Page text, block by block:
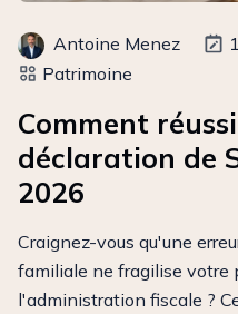
Antoine Menez
Patrimoine
Comment
déclaration de
2026
Craignez-vous qu'une
familiale ne fragilise votre
l'administration fiscale ? Ce